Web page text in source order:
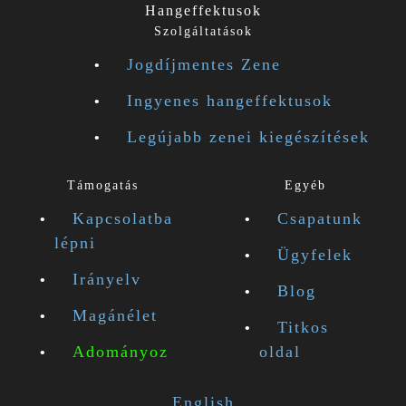
Hangeffektusok
Szolgáltatások
Jogdíjmentes Zene
Ingyenes hangeffektusok
Legújabb zenei kiegészítések
Támogatás
Kapcsolatba
lépni
Irányelv
Magánélet
Adományoz
Egyéb
Csapatunk
Ügyfelek
Blog
Titkos
oldal